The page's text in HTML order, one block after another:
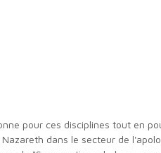
dans le secteur de